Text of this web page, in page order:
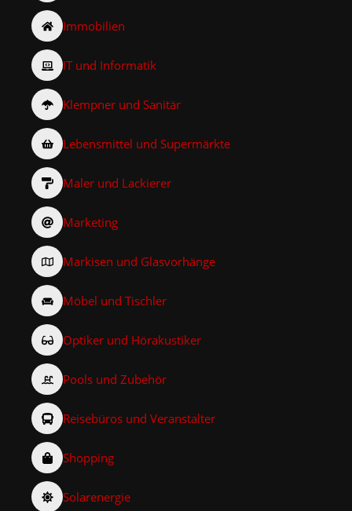
Immobilien
IT und Informatik
Klempner und Sanitär
Lebensmittel und Supermärkte
Maler und Lackierer
Marketing
Markisen und Glasvorhänge
Möbel und Tischler
Optiker und Hörakustiker
Pools und Zubehör
Reisebüros und Veranstalter
Shopping
Solarenergie